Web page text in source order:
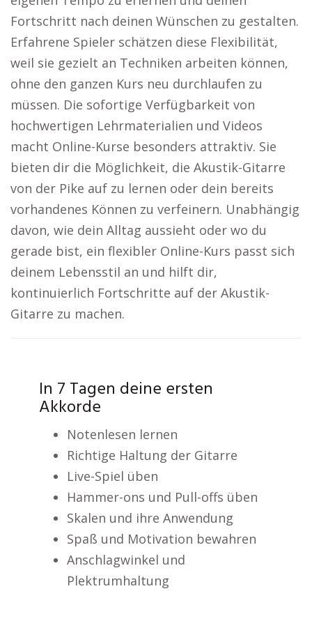
Fortschritt nach deinen Wünschen zu gestalten.
Erfahrene Spieler schätzen diese Flexibilität,
weil sie gezielt an Techniken arbeiten können,
ohne den ganzen Kurs neu durchlaufen zu
müssen. Die sofortige Verfügbarkeit von
hochwertigen Lehrmaterialien und Videos
macht Online-Kurse besonders attraktiv. Sie
bieten dir die Möglichkeit, die Akustik-Gitarre
von der Pike auf zu lernen oder dein bereits
vorhandenes Können zu verfeinern. Unabhängig
davon, wie dein Alltag aussieht oder wo du
gerade bist, ein flexibler Online-Kurs passt sich
deinem Lebensstil an und hilft dir,
kontinuierlich Fortschritte auf der Akustik-
Gitarre zu machen.
In 7 Tagen deine ersten
Akkorde
Notenlesen lernen
Richtige Haltung der Gitarre
Live-Spiel üben
Hammer-ons und Pull-offs üben
Skalen und ihre Anwendung
Spaß und Motivation bewahren
Anschlagwinkel und
Plektrumhaltung